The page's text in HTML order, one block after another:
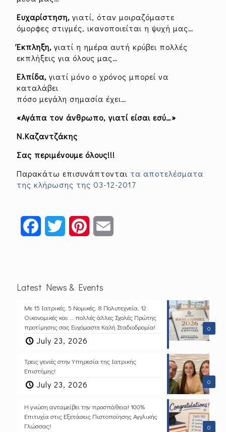
Ευχαρίστηση, γιατί, όταν μοιραζόμαστε
όμορφες στιγμές, ικανοποιείται η ψυχή μας…
Έκπληξη, γιατί η ημέρα αυτή κρύβει πολλές
εκπλήξεις για όλους μας…
Ελπίδα, γιατί μόνο ο χρόνος μπορεί να
καταλάβει
πόσο μεγάλη σημασία έχει…
«Αγάπα τον άνθρωπο, γιατί είσαι εσύ…»
Ν.Καζαντζάκης
Σας περιμένουμε όλους!!!
Παρακάτω επισυνάπτονται τα αποτελέσματα
της κλήρωσης της 03-12-2017
FacebookTwitter Pinterest
Latest News & Events
0
Με 15 Ιατρικές, 5 Νομικές, 8 Πολυτεχνεία, 12
Οικονομικές και … πολλές άλλες Σχολές Πρώτης
προτίμησης σας Ευχόμαστε Καλή Σταδιοδρομία!
July 23, 2026
0
Τρεις γενιές στην Υπηρεσία της Ιατρικής
Επιστήμης!
July 23, 2026
0
Η γνώση ανταμείβει την προσπάθεια! 100%
Επιτυχία στις Εξετάσεις Πιστοποίησης Αγγλικής
Γλώσσας!